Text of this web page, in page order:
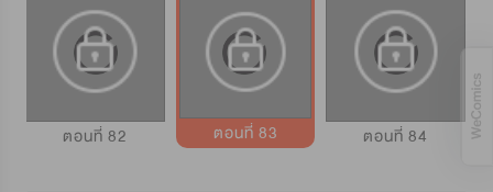
ตอนที่ 82 ตอนที่ 83 ตอนที่ 84